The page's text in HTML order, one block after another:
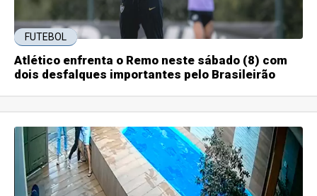
FUTEBOL
Atlético enfrenta o Remo neste sábado (8) com
dois desfalques importantes pelo Brasileirão